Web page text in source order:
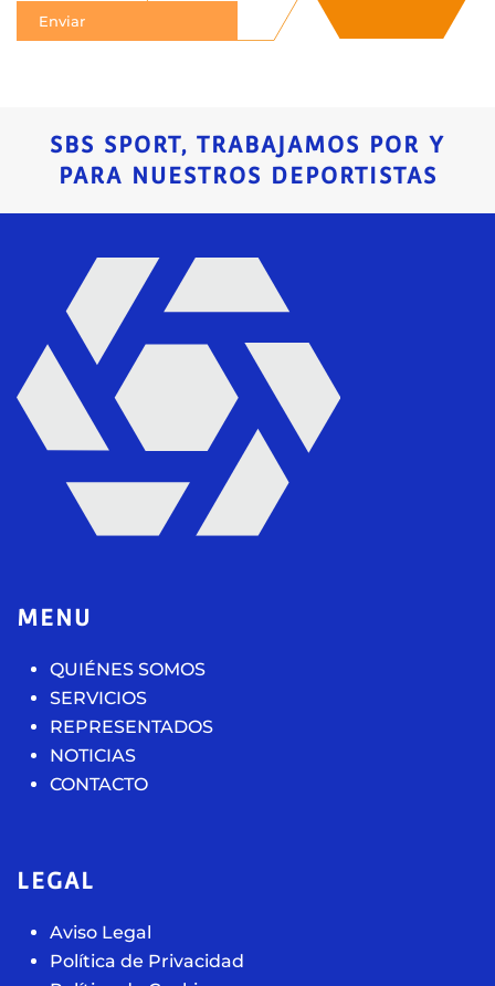
SBS SPORT, TRABAJAMOS POR Y
PARA NUESTROS DEPORTISTAS
MENU
QUIÉNES SOMOS
SERVICIOS
REPRESENTADOS
NOTICIAS
CONTACTO
LEGAL
Aviso Legal
Política de Privacidad